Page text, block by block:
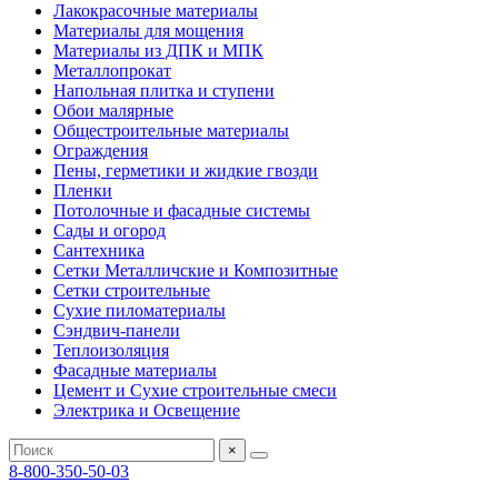
Лакокрасочные материалы
Материалы для мощения
Материалы из ДПК и МПК
Металлопрокат
Напольная плитка и ступени
Обои малярные
Общестроительные материалы
Ограждения
Пены, герметики и жидкие гвозди
Пленки
Потолочные и фасадные системы
Сады и огород
Сантехника
Сетки Металличские и Композитные
Сетки строительные
Сухие пиломатериалы
Сэндвич-панели
Теплоизоляция
Фасадные материалы
Цемент и Сухие строительные смеси
Электрика и Освещение
×
8-800-350-50-03